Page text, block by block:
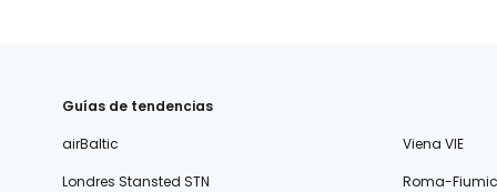
Guías de tendencias
airBaltic
Viena VIE
Londres Stansted STN
Roma-